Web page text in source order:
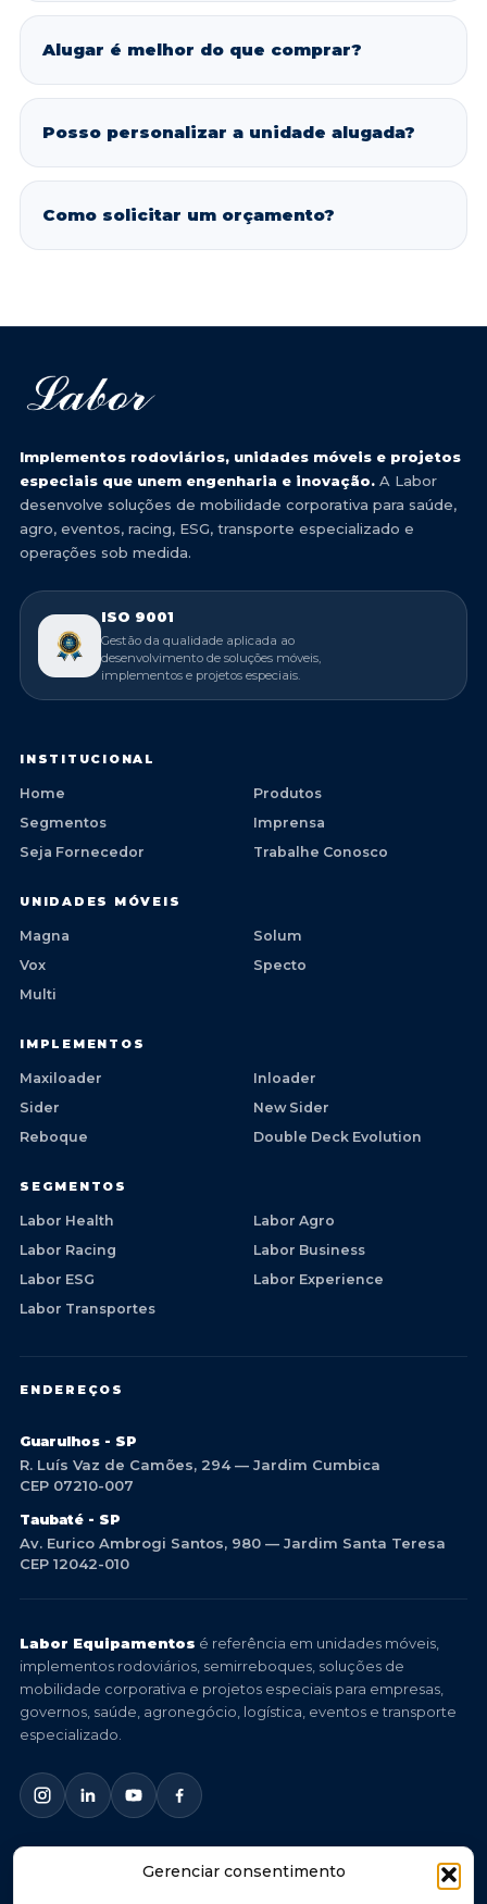
Gerenciar consentimento
Alugar é melhor do que comprar?
Posso personalizar a unidade alugada?
Como solicitar um orçamento?
Implementos rodoviários, unidades móveis e projetos
especiais que unem engenharia e inovação. A Labor
desenvolve soluções de mobilidade corporativa para saúde,
agro, eventos, racing, ESG, transporte especializado e
operações sob medida.
ISO 9001
Gestão da qualidade aplicada ao
desenvolvimento de soluções móveis,
implementos e projetos especiais.
INSTITUCIONAL
Home
Produtos
Segmentos
Imprensa
Seja Fornecedor
Trabalhe Conosco
UNIDADES MÓVEIS
Magna
Solum
Vox
Specto
Multi
IMPLEMENTOS
Maxiloader
Inloader
Sider
New Sider
Reboque
Double Deck Evolution
SEGMENTOS
Labor Health
Labor Agro
Labor Racing
Labor Business
Labor ESG
Labor Experience
Labor Transportes
ENDEREÇOS
Guarulhos - SP
R. Luís Vaz de Camões, 294 — Jardim Cumbica
CEP 07210-007
Taubaté - SP
Av. Eurico Ambrogi Santos, 980 — Jardim Santa Teresa
CEP 12042-010
Labor Equipamentos é referência em unidades móveis,
implementos rodoviários, semirreboques, soluções de
mobilidade corporativa e projetos especiais para empresas,
governos, saúde, agronegócio, logística, eventos e transporte
especializado.
© 2026 Labor Equipamentos. Todos os direitos reservados.